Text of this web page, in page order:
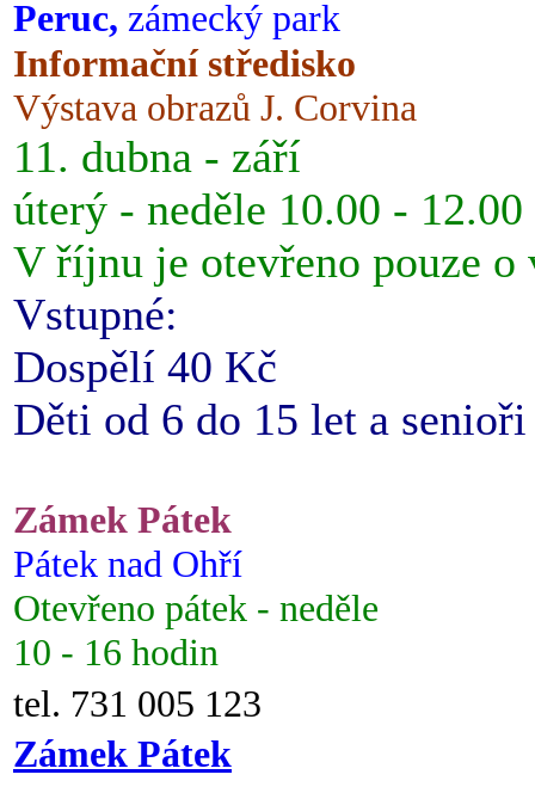
Peruc, zámecký park
Informační středisko
Výstava obrazů J. Corvina
11. dubna - září
úterý - neděle 10.00 -
V říjnu je otevřeno pouze o
Vstupné:
Dospělí 40 Kč
Děti od 6 do 15 let a
Zámek Pátek
Pátek nad Ohří
Otevřeno pátek - neděle
10 - 16 hodin
tel. 731 005 123
Zámek Pátek